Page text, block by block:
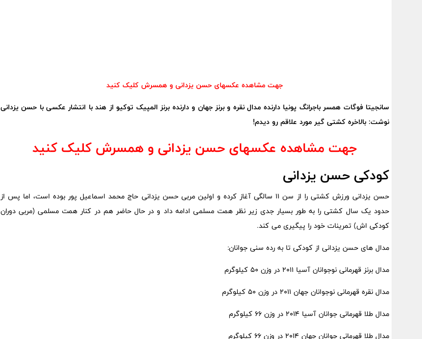
جهت مشاهده عکسهای حسن یزدانی و همسرش کلیک کنید
سانجیتا فوگات همسر باجرانگ پونیا دارنده مدال نقره و برنز جهان و دارنده برنز المپیک توکیو از هند با انتشار عکسی با حسن یزدانی
نوشت: بالاخره کشتی گیر مورد علاقم رو دیدم!
جهت مشاهده عکسهای حسن یزدانی و همسرش کلیک کنید
کودکی حسن یزدانی
حسن یزدانی ورزش کشتی را از سن 11 سالگی آغاز کرده و اولین مربی حسن یزدانی حاج محمد اسماعیل پور بوده است، اما پس از
حدود یک سال کشتی را به طور بسیار جدی زیر نظر همت مسلمی ادامه داد و در حال حاضر هم در کنار همت مسلمی (مربی دوران
کودکی اش) تمرینات خود را پیگیری می کند.
مدال های حسن یزدانی از کودکی تا به رده سنی جوانان:
مدال برنز قهرمانی نوجوانان آسیا 2011 در وزن 50 کیلوگرم
مدال نقره قهرمانی نوجوانان جهان 2011 در وزن 50 کیلوگرم
مدال طلا قهرمانی جوانان آسیا 2014 در وزن 66 کیلوگرم
مدال طلا قهرمانی جوانان جهان 2014 در وزن 66 کیلوگرم